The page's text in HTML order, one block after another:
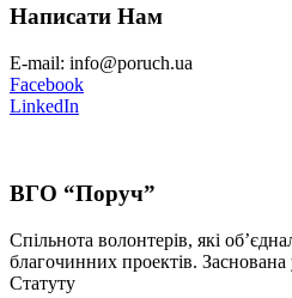
Написати Нам
E-mail: info@poruch.ua
Facebook
LinkedIn
ВГО “Поруч”
Спільнота волонтерів, які
благочинних проектів. Заснована
Статуту